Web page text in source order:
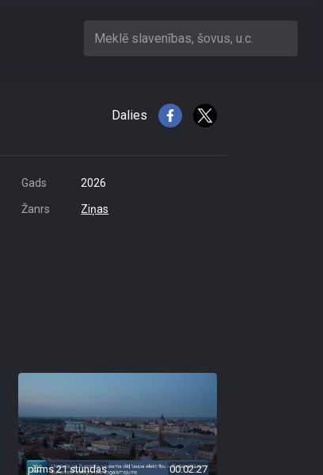
Meklē slavenības, šovus, u.c.
Dalies
Gads 2026
Žanrs Ziņas
pirms 21 stundas 00:02:27